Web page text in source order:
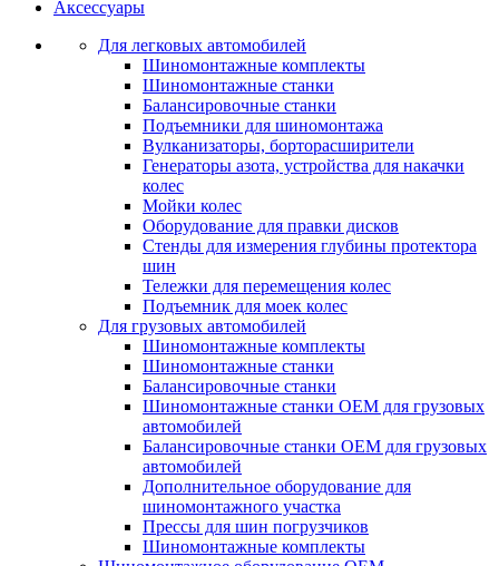
Аксессуары
Для легковых автомобилей
Шиномонтажные комплекты
Шиномонтажные станки
Балансировочные станки
Подъемники для шиномонтажа
Вулканизаторы, борторасширители
Генераторы азота, устройства для накачки
колес
Мойки колес
Оборудование для правки дисков
Стенды для измерения глубины протектора
шин
Тележки для перемещения колес
Подъемник для моек колеc
Для грузовых автомобилей
Шиномонтажные комплекты
Шиномонтажные станки
Балансировочные станки
Шиномонтажные станки ОЕМ для грузовых
автомобилей
Балансировочные станки ОЕМ для грузовых
автомобилей
Дополнительное оборудование для
шиномонтажного участка
Прессы для шин погрузчиков
Шиномонтажные комплекты